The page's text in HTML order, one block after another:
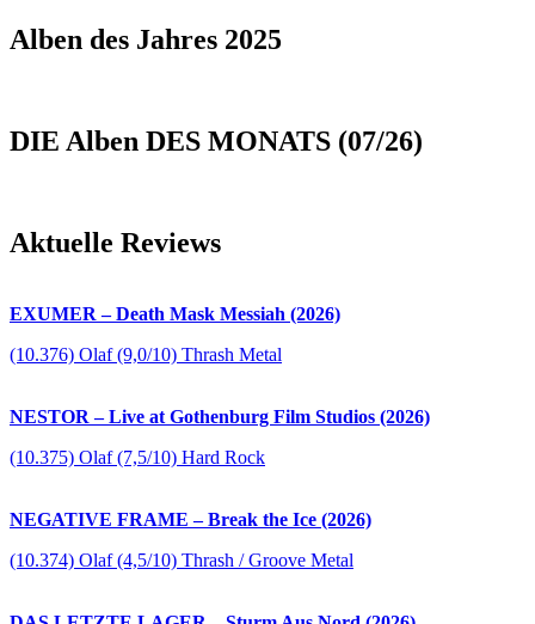
Alben des Jahres 2025
DIE Alben DES MONATS (07/26)
Aktuelle Reviews
EXUMER – Death Mask Messiah (2026)
(10.376) Olaf (9,0/10) Thrash Metal
NESTOR – Live at Gothenburg Film Studios (2026)
(10.375) Olaf (7,5/10) Hard Rock
NEGATIVE FRAME – Break the Ice (2026)
(10.374) Olaf (4,5/10) Thrash / Groove Metal